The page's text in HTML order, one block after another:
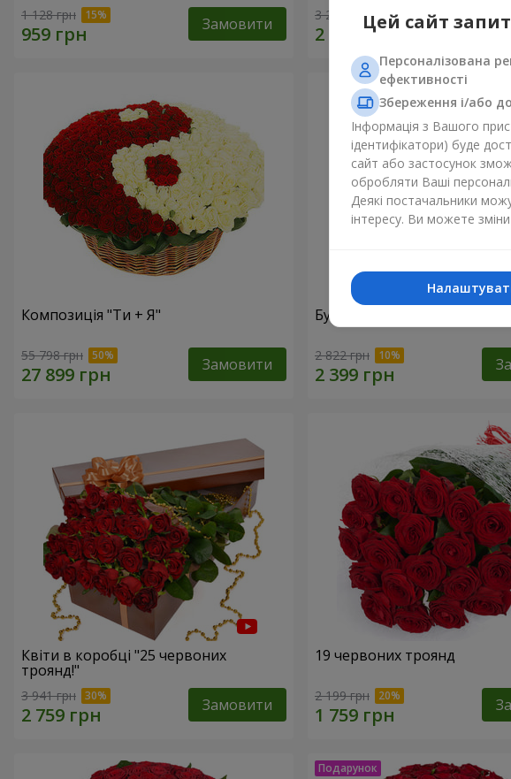
1 128 грн Замовити 3 229 грн
Композиція "Ти + Я"
55 798 грн Замовити
Букет "У захваті від тебе!"
2 822 грн
Квіти в коробці "25 червоних
троянд!"
3 941 грн Замовити
19 червоних троянд
2 199 грн
Цей сайт
Персоналізована
ефективності
Збереження і/або
Інформація з Вашого
ідентифікатори) буде
сайт або застосунок
обробляти Ваші
Деякі постачальники
інтересу. Ви можете